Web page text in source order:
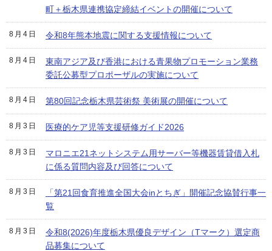
町＋栃木県連携協定締結イベントの開催について
8月4日 令和8年熊本地震に関する支援情報について
8月4日
東南アジア及び香港における青果物プロモーション業務
委託公募型プロポーザルの実施について
8月4日 第80回記念栃木県芸術祭 美術展の開催について
8月3日 医療的ケア児等支援研修ガイド2026
8月3日
マロニエ21ネットシステム用サーバー等機器賃貸借入札
に係る質問内容及び回答について
8月3日
「第21回食育推進全国大会inとちぎ」開催記念協賛行事一
覧
8月3日
令和8(2026)年度栃木県優良デザイン（Tマーク）選定商
品募集について